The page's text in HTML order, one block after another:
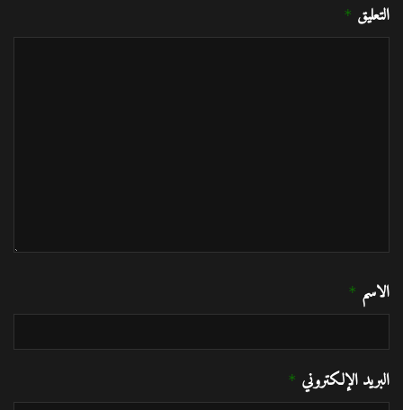
التعليق *
الاسم *
البريد الإلكتروني *